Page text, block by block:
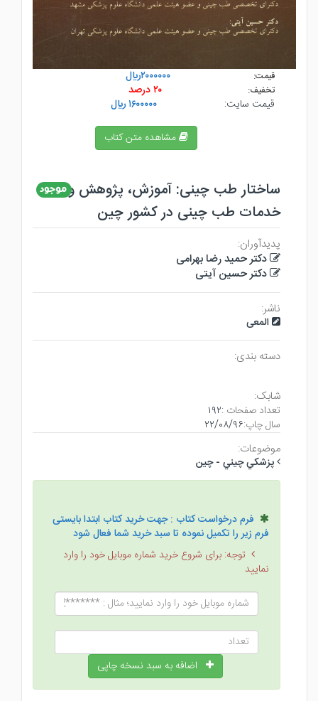
قیمت: ۲۰۰۰۰۰۰ريال
تخفیف:
۲۰ درصد
قیمت سایت:
۱۶۰۰۰۰۰ ريال
مشاهده متن کتاب
ساختار طب چینی: آموزش، پژوهش و
خدمات طب چینی در کشور چین
پدیدآوران:
دکتر حمید رضا بهرامی
دکتر حسین آیتی
ناشر:
المعی
دسته بندی:
شابک:
تعداد صفحات :۱۹۲
سال چاپ:۲۲/۰۸/۹۶
موضوعات:
پزشكي چيني - چين
فرم درخواست کتاب : جهت خرید کتاب ابتدا بایستی
فرم زیر را تکمیل نموده تا سبد خرید شما فعال شود
توجه: برای شروع خرید شماره موبایل خود را وارد
نمایید
اضافه به سبد نسخه چاپی